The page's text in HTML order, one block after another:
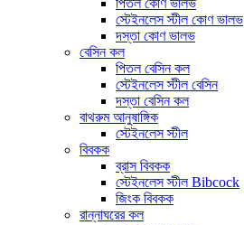
পিতল কোণ ভালভ
স্টেইনলেস স্টীল কোণ ভালভ
দস্তা কোণ ভালভ
বেসিন কল
পিতল বেসিন কল
স্টেইনলেস স্টীল বেসিন
দস্তা বেসিন কল
বাথরুম আনুষাঙ্গিক
স্টেইনলেস স্টীল
বিবকক
ব্রাস বিবকক
স্টেইনলেস স্টীল Bibcock
জিংক বিবকক
রান্নাঘরের কল